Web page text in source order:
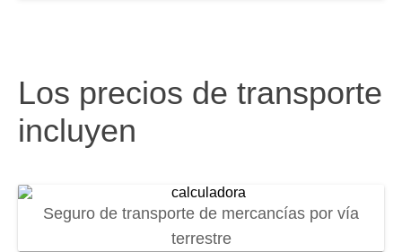
Los precios de transporte
incluyen
Seguro de transporte de mercancías por vía
terrestre